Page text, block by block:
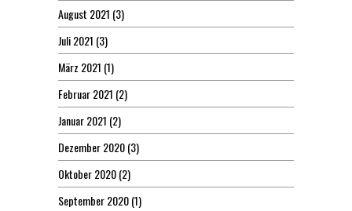
August 2021 (3)
Juli 2021 (3)
März 2021 (1)
Februar 2021 (2)
Januar 2021 (2)
Dezember 2020(3)
Oktober 2020(2)
September 2020(1)